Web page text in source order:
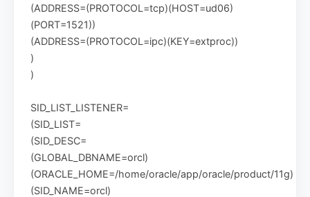
(ADDRESS=(PROTOCOL=tcp)(HOST=ud06)
(PORT=1521))
(ADDRESS=(PROTOCOL=ipc)(KEY=extproc))
)
)
SID_LIST_LISTENER=
(SID_LIST=
(SID_DESC=
(GLOBAL_DBNAME=orcl)
(ORACLE_HOME=/home/oracle/app/oracle/product/11g)
(SID_NAME=orcl)